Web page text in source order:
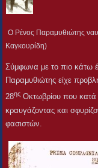
Ο Ρένος Παραμυθιώτης
Καγκουρίδη)
Σύμφωνα με το πιο κάτω
Παραμυθιώτης είχε
28ης Οκτωβρίου που κατά
κραυγάζοντας και
φασιστών.